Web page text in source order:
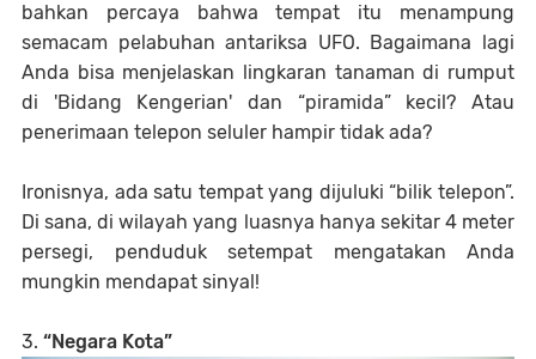
bahkan percaya bahwa tempat itu menampung
semacam pelabuhan antariksa UFO. Bagaimana lagi
Anda bisa menjelaskan lingkaran tanaman di rumput
di 'Bidang Kengerian' dan “piramida” kecil? Atau
penerimaan telepon seluler hampir tidak ada?
Ironisnya, ada satu tempat yang dijuluki “bilik telepon”.
Di sana, di wilayah yang luasnya hanya sekitar 4 meter
persegi, penduduk setempat mengatakan Anda
mungkin mendapat sinyal!
3. “Negara Kota”